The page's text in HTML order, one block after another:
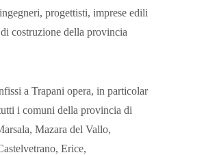
progettisti, imprese edili
costruzione della provincia
a Trapani opera, in particolar
i comuni della provincia di
Mazara del Vallo,
Erice,